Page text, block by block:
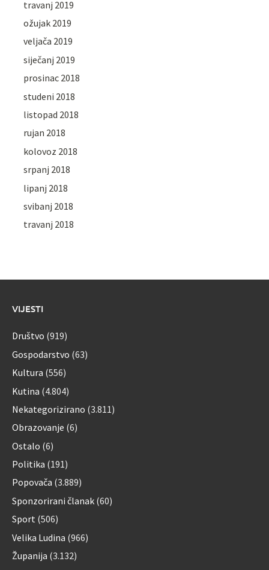
travanj 2019
ožujak 2019
veljača 2019
siječanj 2019
prosinac 2018
studeni 2018
listopad 2018
rujan 2018
kolovoz 2018
srpanj 2018
lipanj 2018
svibanj 2018
travanj 2018
VIJESTI
Društvo (919)
Gospodarstvo (63)
Kultura (556)
Kutina (4.804)
Nekategorizirano (3.811)
Obrazovanje (6)
Ostalo (6)
Politika (191)
Popovača (3.889)
Sponzorirani članak (60)
Sport (506)
Velika Ludina (966)
Županija (3.132)